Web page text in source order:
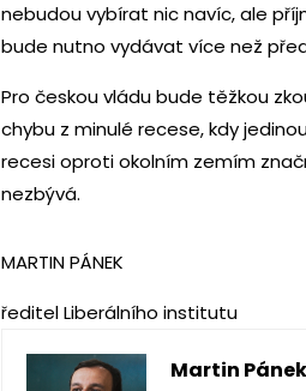
nebudou vybírat nic navíc, ale
bude nutno vydávat více než
Pro českou vládu bude těžkou
chybu z minulé recese, kdy
recesi oproti okolním zemím
nezbývá.
MARTIN PÁNEK
ředitelLiberálního institutu
Martin Pánek